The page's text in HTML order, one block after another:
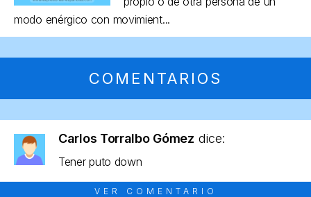
modo enérgico con movimient...
COMENTARIOS
Carlos Torralbo Gómez dice:
Tener puto down
VER COMENTARIO